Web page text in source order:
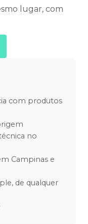
lugar, com
com produtos
no
Campinas e
de qualquer